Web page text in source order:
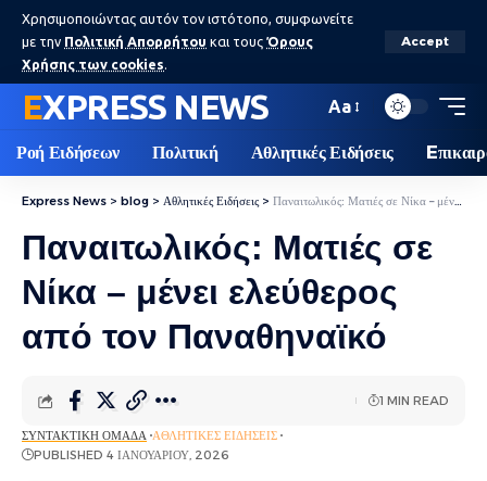
Χρησιμοποιώντας αυτόν τον ιστότοπο, συμφωνείτε
με την Πολιτική Απορρήτου και τους Όρους
Χρήσης των cookies.
Accept
EXPRESS NEWS Aa
Ροή Ειδήσεων Πολιτική Αθλητικές Ειδήσεις
Express News > blog > Αθλητικές Ειδήσεις > Παναιτωλικός: Ματιές σε Νίκα – μένει ελεύθερος από τον Παναθηναϊκό
Παναιτωλικός: Ματιές σε
Νίκα – μένει ελεύθερος
από τον Παναθηναϊκό
ΣΥΝΤΑΚΤΙΚΉ ΟΜΆΔΑ ΑΘΛΗΤΙΚΈΣ ΕΙΔΉΣΕΙΣ
PUBLISHED 4 ΙΑΝΟΥΑΡΊΟΥ, 2026
1 MIN READ